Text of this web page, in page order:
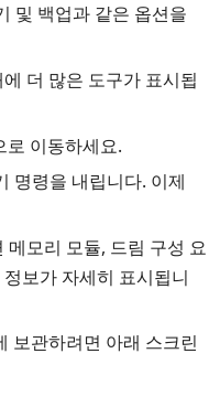
및 백업과 같은 옵션을
더 많은 도구가 표시됩
로 이동하세요.
명령을 내립니다. 이제
모리 모듈, 드림 구성 요
보가 자세히 표시됩니
보관하려면 아래 스크린